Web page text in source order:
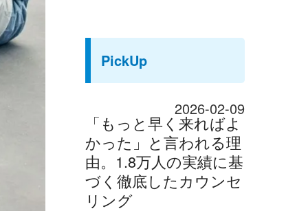
PickUp
「もっと早く来ればよ
かった」と言われる理
由。1.8万人の実績に基
づく徹底したカウンセ
リング
2026-02-09